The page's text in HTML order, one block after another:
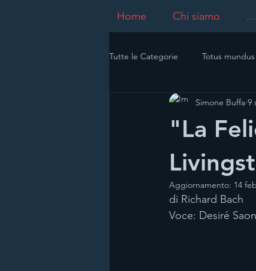
Home Chi siamo
Tutte le Categorie Totus
"La
Simone Buffa 9
Aggiornamento: 14 feb
di Richard Bach
Voce: Desiré